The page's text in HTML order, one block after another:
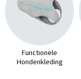
Functionele
Hondenkleding